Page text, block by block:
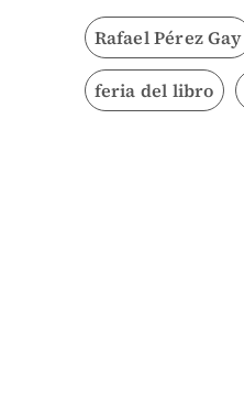
Rafael Pérez Gay
feria del libro